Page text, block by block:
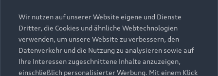
Alle Modelle
Modelle vergleichen
Elektromodelle
Kaufen & leasen
Neuwagensuche
Gebrauchtwagensuche
Service & Zubehör
Support
Wir nutzen auf unserer Website eigene und Dienste
Dritter, die Cookies und ähnliche Webtechnologien
verwenden, um unsere Website zu verbessern, den
Datenverkehr und die Nutzung zu analysieren sowie auf
Ihre Interessen zugeschnittene Inhalte anzuzeigen,
einschließlich personalisierter Werbung. Mit einem Klick